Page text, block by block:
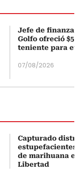
Jefe de finanzas
Golfo ofreció
teniente para
07/08/2026
Capturado
estupefacientes
de marihuana en
Libertad